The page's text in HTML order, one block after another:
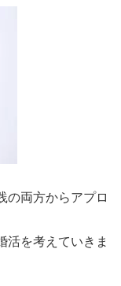
の両方からアプロ
活を考えていきま